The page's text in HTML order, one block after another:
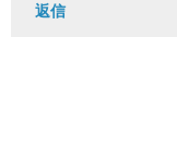
返信